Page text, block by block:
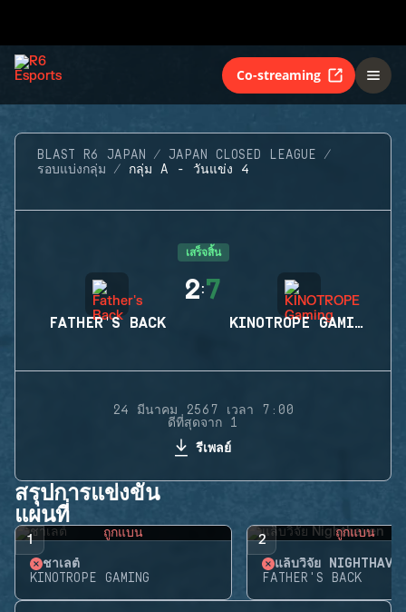
Co-streaming
BLAST R6 JAPAN
JAPAN CLOSED LEAGUE
รอบแบ่งกลุ่ม
กลุ่ม A - วันแข่ง 4
เสร็จสิ้น
FATHER'S BACK
2:7
KINOTROPE GAMING
24 มีนาคม 2567 เวลา 7:00
ดีที่สุดจาก 1
รีเพลย์
สรุปการแข่งขัน
แผนที่
1 ถูกแบน
ชาเลต์
KINOTROPE GAMING
2 ถูกแบน
แล็บวิจัย
FATHER'S BACK